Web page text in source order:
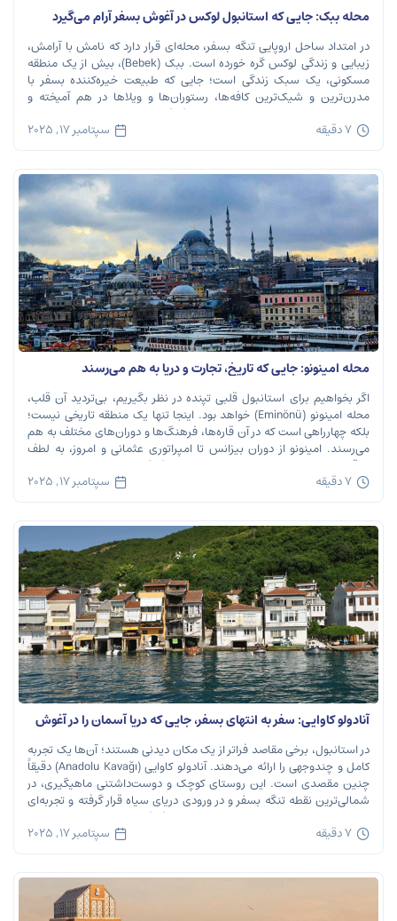
محله ببک: جایی که استانبول لوکس در آغوش بسفر آرام می‌گیرد
در امتداد ساحل اروپایی تنگه بسفر، محله‌ای قرار دارد که نامش با آرامش،
زیبایی و زندگی لوکس گره خورده است. ببک (Bebek)، بیش از یک منطقه
مسکونی، یک سبک زندگی است؛ جایی که طبیعت خیره‌کننده بسفر با
مدرن‌ترین و شیک‌ترین کافه‌ها، رستوران‌ها و ویلاها در هم آمیخته و
تصویری بی‌نظیر از استانبول معاصر را به […]
7 دقیقه سپتامبر 17, 2025
محله امینونو: جایی که تاریخ، تجارت و دریا به هم می‌رسند
اگر بخواهیم برای استانبول قلبی تپنده در نظر بگیریم، بی‌تردید آن قلب،
محله امینونو (Eminönü) خواهد بود. اینجا تنها یک منطقه تاریخی نیست؛
بلکه چهارراهی است که در آن قاره‌ها، فرهنگ‌ها و دوران‌های مختلف به هم
می‌رسند. امینونو از دوران بیزانس تا امپراتوری عثمانی و امروز، به لطف
موقعیت استراتژیک خود در دهانه خلیج شاخ […]
7 دقیقه سپتامبر 17, 2025
آنادولو کاوایی: سفر به انتهای بسفر، جایی که دریا آسمان را در آغوش
می‌گیرد
در استانبول، برخی مقاصد فراتر از یک مکان دیدنی هستند؛ آن‌ها یک تجربه
کامل و چندوجهی را ارائه می‌دهند. آنادولو کاوایی (Anadolu Kavağı) دقیقاً
چنین مقصدی است. این روستای کوچک و دوست‌داشتنی ماهیگیری، در
شمالی‌ترین نقطه تنگه بسفر و در ورودی دریای سیاه قرار گرفته و تجربه‌ای
بی‌نظیر از تاریخ، طبیعت و طعم‌های اصیل را […]
7 دقیقه سپتامبر 17, 2025